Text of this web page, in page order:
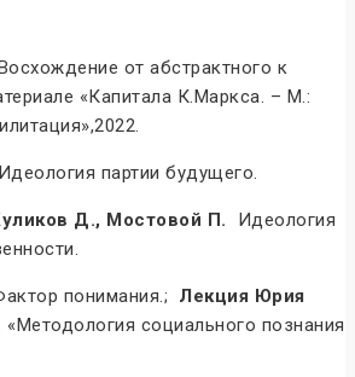
от абстрактного к
«Капитала К.Маркса. – М.:
Идеология партии будущего.
Д., Мостовой П. Идеология
понимания.; Лекция Юрия
социального познания